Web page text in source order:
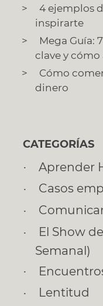
4 ejemplos
inspirarte
Mega Guía:
clave y
Cómo
dinero
CATEGORÍAS
Aprender
Casos
El Show
Semanal)
Lentitud